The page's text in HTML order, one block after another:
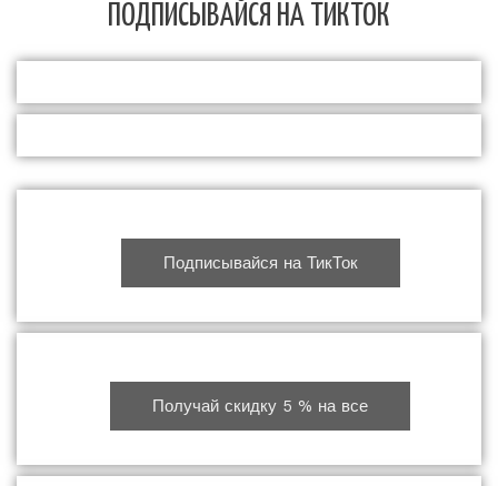
ПОДПИСЫВАЙСЯ НА ТИКТОК
Подписывайся на ТикТок
Получай скидку 5 % на все